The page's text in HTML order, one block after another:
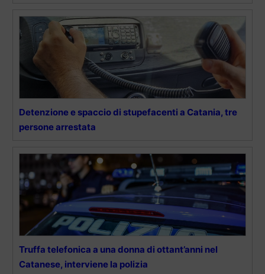
Detenzione e spaccio di stupefacenti a Catania, tre
persone arrestata
Truffa telefonica a una donna di ottant’anni nel
Catanese, interviene la polizia